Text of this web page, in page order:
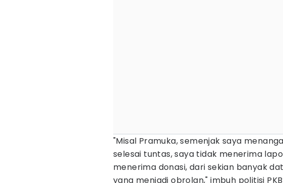
"Misal Pramuka, semenjak saya
selesai tuntas, saya tidak menerima
menerima donasi, dari sekian banyak
yang menjadi obrolan," imbuh politisi PKB